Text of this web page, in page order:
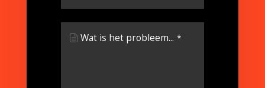
Wat is het probleem... *